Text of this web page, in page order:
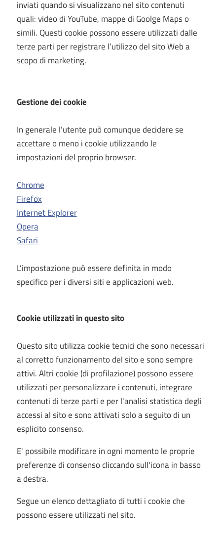
inviati quando si visualizzano nel sito contenuti
quali: video di YouTube, mappe di Goolge Maps o
simili. Questi cookie possono essere utilizzati dalle
terze parti per registrare l’utilizzo del sito Web a
scopo di marketing.
Gestione dei cookie
In generale l’utente può comunque decidere se
accettare o meno i cookie utilizzando le
impostazioni del proprio browser.
Chrome
Firefox
Internet Explorer
Opera
Safari
L’impostazione può essere definita in modo
specifico per i diversi siti e applicazioni web.
Cookie utilizzati in questo sito
Questo sito utilizza cookie tecnici che sono necessari
al corretto funzionamento del sito e sono sempre
attivi. Altri cookie (di profilazione) possono essere
utilizzati per personalizzare i contenuti, integrare
contenuti di terze parti e per l'analisi statistica degli
accessi al sito e sono attivati solo a seguito di un
esplicito consenso.
E' possibile modificare in ogni momento le proprie
preferenze di consenso cliccando sull'icona in basso
a destra.
Segue un elenco dettagliato di tutti i cookie che
possono essere utilizzati nel sito.